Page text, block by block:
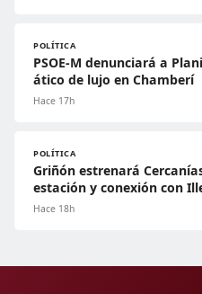
POLÍTICA
PSOE-M denunciará a
ático de lujo en Chamberí
Hace 17h
POLÍTICA
Griñón estrenará
estación y conexión con
Hace 18h